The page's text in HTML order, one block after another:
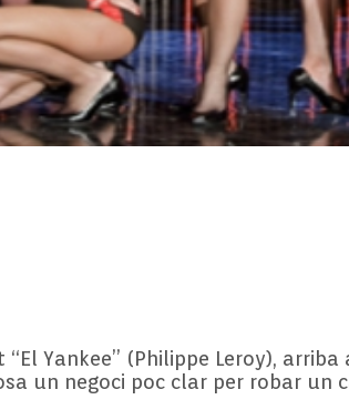
Yankee” (Philippe Leroy),
un negoci poc clar per robar un